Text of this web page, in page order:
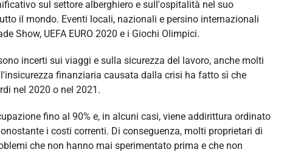
sul settore alberghiero e sull'ospitalità nel suo
il mondo. Eventi locali, nazionali e persino internazionali
Show, UEFA EURO 2020 e i Giochi Olimpici.
incerti sui viaggi e sulla sicurezza del lavoro, anche molti
finanziaria causata dalla crisi ha fatto sì che
nel 2020 o nel 2021.
fino al 90% e, in alcuni casi, viene addirittura ordinato
i costi correnti. Di conseguenza, molti proprietari di
che non hanno mai sperimentato prima e che non